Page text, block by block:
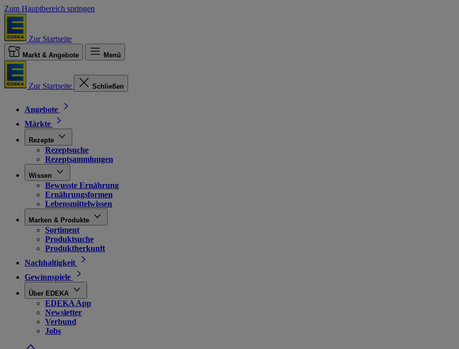
Zum Hauptbereich springen
Zur Startseite
Markt & Angebote Menü
Zur Startseite Schließen
Angebote
Märkte
Rezepte
Rezeptsuche
Rezeptsammlungen
Wissen
Bewusste Ernährung
Ernährungsformen
Lebensmittelwissen
Marken & Produkte
Sortiment
Produktsuche
Produktherkunft
Nachhaltigkeit
Gewinnspiele
Über EDEKA
EDEKA App
Newsletter
Verbund
Jobs